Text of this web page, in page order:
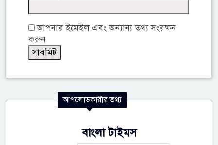
আপনার ইমেইল এবং অন্যান্য তথ্য সংরক্ষন
করুন
আপলোডকারীর তথ্য
বাংলা টাইমস